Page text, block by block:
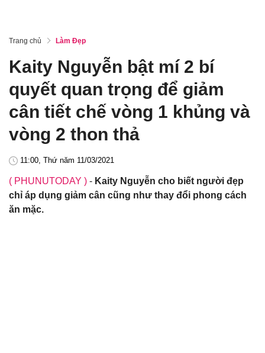
Trang chủ Làm Đẹp
Kaity Nguyễn bật mí 2 bí
quyết quan trọng để giảm
cân tiết chế vòng 1 khủng và
vòng 2 thon thả
11:00, Thứ năm 11/03/2021
( PHUNUTODAY ) - Kaity Nguyễn cho biết người đẹp
chỉ áp dụng giảm cân cũng như thay đổi phong cách
ăn mặc.